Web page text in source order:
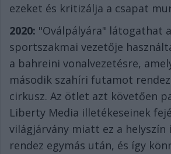
ezeket és kritizálja a csapat
2020: "Oválpályára" látogathat a
sportszakmai vezetője
a bahreini vonalvezetésre,
második szahíri futamot
cirkusz. Az ötlet azt követően
Liberty Media illetékeseinek
világjárvány miatt ez a
rendez egymás után, és így